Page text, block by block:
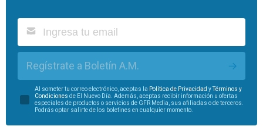
Regístrate a Boletín A.M.
Al someter tu correo electrónico, aceptas la Política de Privacidad yTérminos y
Condiciones de El Nuevo Día. Además, aceptas recibir información u ofertas
especiales de productos o servicios de GFR Media, sus afiliadas o de terceros.
Podrás optar salirte de los boletines en cualquier momento.